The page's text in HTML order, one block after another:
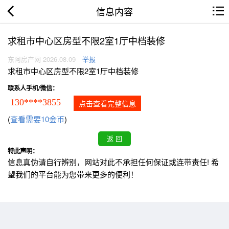
信息内容
求租市中心区房型不限2室1厅中档装修
东阿房产网 2026.08.09 举报
求租市中心区房型不限2室1厅中档装修
联系人手机/微信：
130****3855 点击查看完整信息
(查看需要10金币)
特此声明：
信息真伪请自行辨别，网站对此不承担任何保证或连带责任! 希
望我们的平台能为您带来更多的便利！